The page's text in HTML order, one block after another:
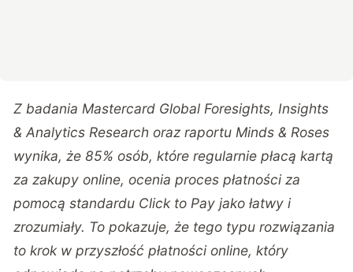
Z badania Mastercard Global Foresights, Insights
& Analytics Research oraz raportu Minds & Roses
wynika, że 85% osób, które regularnie płacą kartą
za zakupy online, ocenia proces płatności za
pomocą standardu Click to Pay jako łatwy i
zrozumiały. To pokazuje, że tego typu rozwiązania
to krok w przyszłość płatności online, który